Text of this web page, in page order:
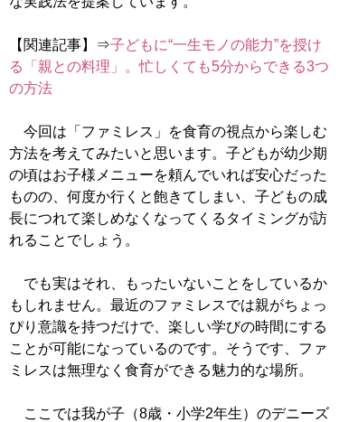
【関連記事】⇒子どもに“一生モノの能力”を授け
る「親との料理」。忙しくても5分からできる3つ
の方法
今回は「ファミレス」を食育の視点から楽しむ
方法を考えてみたいと思います。子どもが幼少期
の頃はお子様メニューを頼んでいれば安心だった
ものの、何度か行くと飽きてしまい、子どもの成
長につれて楽しめなくなってくるタイミングが訪
れることでしょう。
でも実はそれ、もったいないことをしているか
もしれません。最近のファミレスでは親がちょっ
ぴり意識を持つだけで、楽しい学びの時間にする
ことが可能になっているのです。そうです、ファ
ミレスは無理なく食育ができる魅力的な場所。
ここでは我が子（8歳・小学2年生）のデニーズ